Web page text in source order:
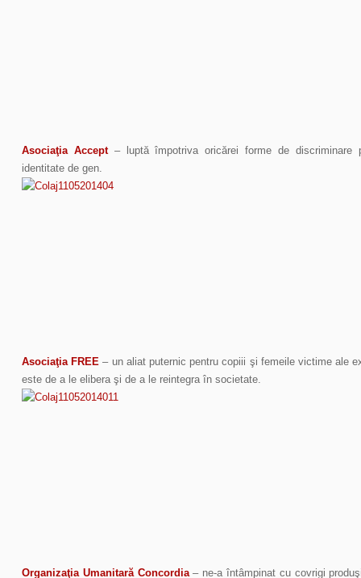
Asociaţia Accept– luptă împotriva oricărei forme de discriminare
identitate de gen.
Asociaţia FREE – un aliat puternic pentru copiii şi femeile victime ale
este de a le elibera şi de a le reintegra în societate.
Organizaţia Umanitară Concordia – ne-a întâmpinat cu covrigi